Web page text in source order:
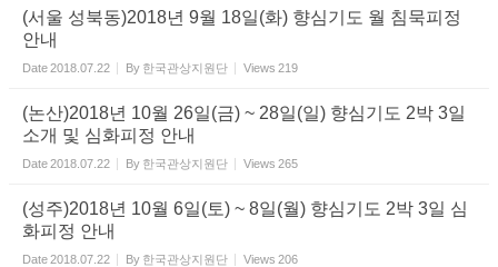
(서울 성북동)2018년 9월 18일(화) 향심기도 월 침묵피정
안내
Date2018.07.22 By 한국관상지원단 Views 219
(논산)2018년 10월 26일(금) ~ 28일(일) 향심기도 2박 3일
소개 및 심화피정 안내
Date2018.07.22 By 한국관상지원단 Views 265
(성주)2018년 10월 6일(토) ~ 8일(월) 향심기도 2박 3일 심
화피정 안내
Date2018.07.22 By 한국관상지원단 Views 206